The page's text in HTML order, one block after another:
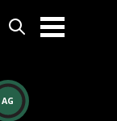
AG